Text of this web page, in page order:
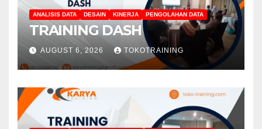
ANALISIS DATA DESAIN KINERJA PENGOLAHAN DATA
TRAINING DASH
AUGUST 6, 2026 TOKOTRAINING